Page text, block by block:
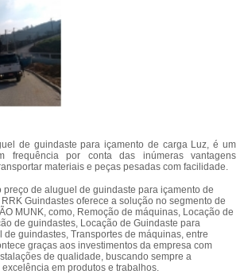
de guindaste para içamento de carga Luz, é um
frequência por conta das inúmeras vantagens
materiais e peças pesadas com facilidade.
preço de aluguel de guindaste para içamento de
Guindastes oferece a solução no segmento de
MUNK, como, Remoção de máquinas, Locação de
de guindastes, Locação de Guindaste para
de guindastes, Transportes de máquinas, entre
graças aos investimentos da empresa com
de qualidade, buscando sempre a
em produtos e trabalhos.